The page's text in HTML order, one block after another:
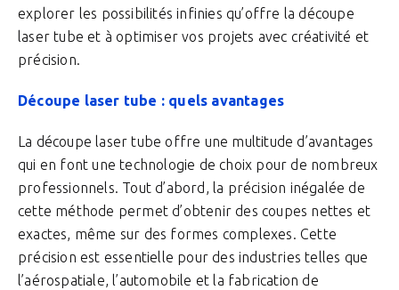
explorer les possibilités infinies qu’offre la découpe
laser tube et à optimiser vos projets avec créativité et
précision.
Découpe laser tube : quels avantages
La découpe laser tube offre une multitude d’avantages
qui en font une technologie de choix pour de nombreux
professionnels. Tout d’abord, la précision inégalée de
cette méthode permet d’obtenir des coupes nettes et
exactes, même sur des formes complexes. Cette
précision est essentielle pour des industries telles que
l’aérospatiale, l’automobile et la fabrication de